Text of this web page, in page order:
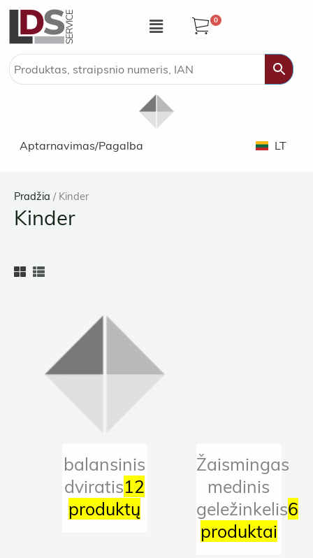
Pereiti
turinio
Meniu 0
Aptarnavimas/Pagalba LT
Pradžia / Kinder
Kinder
balansinis
dviratis12
produktų
Žaismingas
medinis
geležinkelis6
produktai